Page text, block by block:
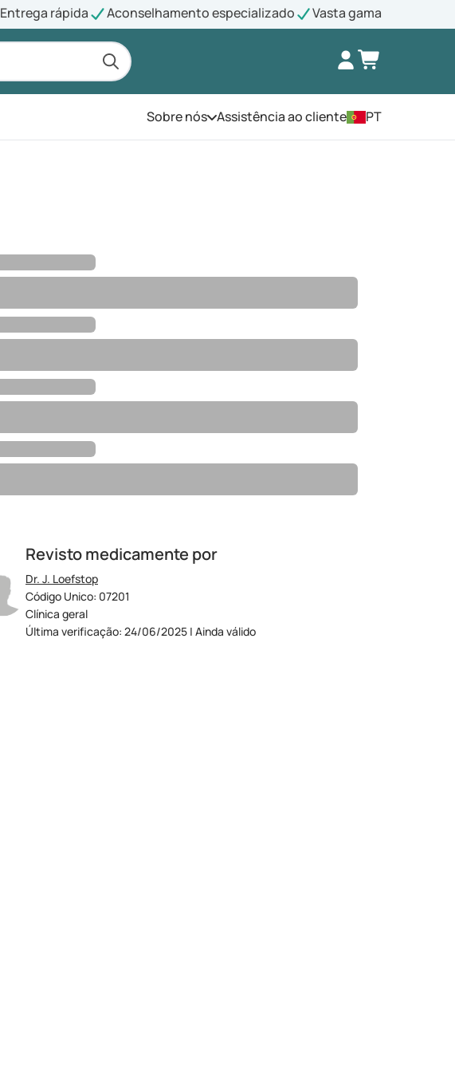
Entrega rápida Aconselhamento especializado Vasta gama
Sobre nósAbra o menu
Assistência ao cliente PT
Revisto medicamente por
Dr. J. Loefstop
Código Unico: 07201
Clínica geral
Última verificação: 24/06/2025 | Ainda válido